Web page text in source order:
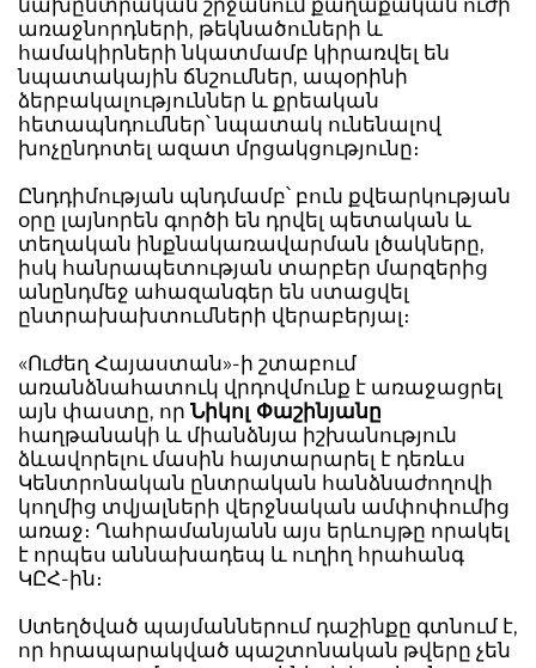
նախընտրական շրջանում քաղաքական ուժի
առաջնորդների, թեկնածուների և
համակիրների նկատմամբ կիրառվել են
նպատակային ճնշումներ, ապօրինի
ձերբակալություններ և քրեական
հետապնդումներ՝ նպատակ ունենալով
խոչընդոտել ազատ մրցակցությունը։
Ընդդիմության պնդմամբ՝ բուն քվեարկության
օրը լայնորեն գործի են դրվել պետական և
տեղական ինքնակառավարման լծակները,
իսկ հանրապետության տարբեր մարզերից
անընդմեջ ահազանգեր են ստացվել
ընտրախախտումների վերաբերյալ։
«Ուժեղ Հայաստան»-ի շտաբում
առանձնահատուկ վրդովմունք է առաջացրել
այն փաստը, որ Նիկոլ Փաշինյանը
հաղթանակի և միանձնյա իշխանություն
ձևավորելու մասին հայտարարել է դեռևս
Կենտրոնական ընտրական հանձնաժողովի
կողմից տվյալների վերջնական ամփոփումից
առաջ։ Ղահրամանյանն այս երևույթը որակել
է որպես աննախադեպ և ուղիղ հրահանգ
ԿԸՀ-ին։
Ստեղծված պայմաններում դաշինքը գտնում է,
որ հրապարակված պաշտոնական թվերը չեն